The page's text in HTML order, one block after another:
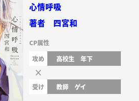
心情呼吸
著者 四宮和
CP属性
攻め
高校生 年下
受け 教師 ゲイ